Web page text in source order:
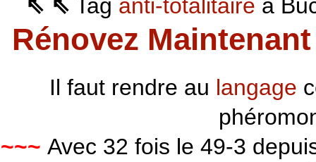
⇖ ⇖ Tag anti-totalitaire à
Rénovez
Il faut rendre au langage
~~~ Avec 32 fois le 49-3